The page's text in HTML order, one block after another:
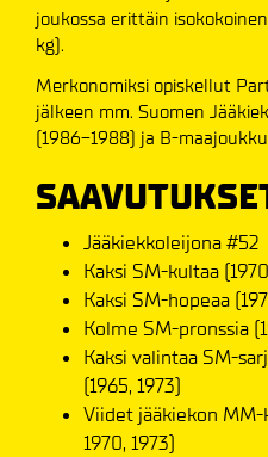
joukossa erittäin
kg).
Merkonomiksi opiskellut
jälkeen mm. Suomen
(1986-1988) ja B-
Jääkiekkoleijona #52
Kaksi SM-kultaa
Kaksi SM-hopeaa
Kolme SM-pronssia
Kaksi valintaa SM-
(1965, 1973)
Viidet jääkiekon MM-
1970, 1973)